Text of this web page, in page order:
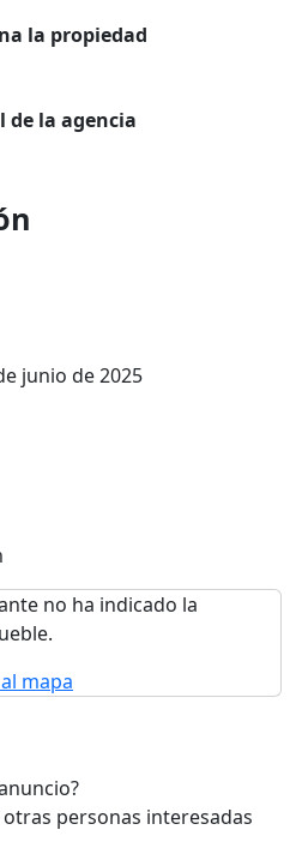
la propiedad
de la agencia
junio de 2025
no ha indicado la
mapa
personas interesadas